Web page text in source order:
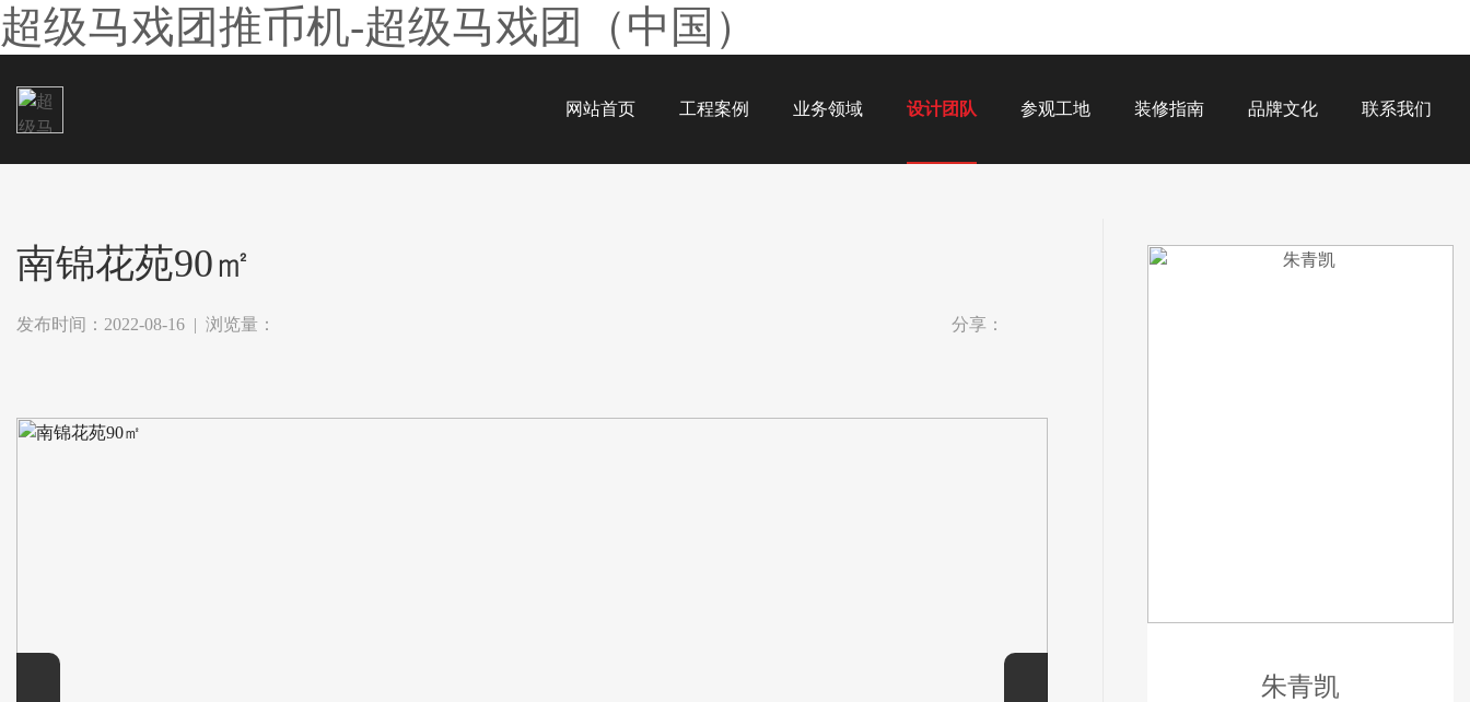
超级马戏团推币机-超级马戏团（中国）
网站首页 工程案例 业务领域 设计团队 参观工地 装修指南 品牌文化 联系我们
南锦花苑90㎡
发布时间：2022-08-16 | 浏览量： 分享：
朱青凯